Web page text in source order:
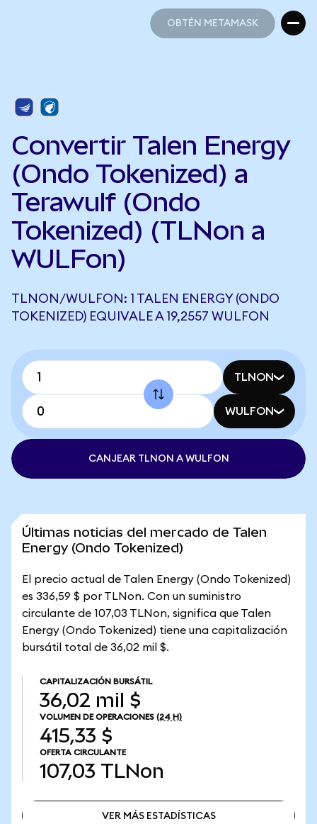
OBTÉN METAMASK
Convertir Talen Energy
(Ondo Tokenized) a
Terawulf (Ondo
Tokenized) (TLNon a
WULFon)
TLNON/WULFON: 1 TALEN ENERGY (ONDO
TOKENIZED) EQUIVALE A 19,2557 WULFON
TLNON
WULFON
CANJEAR TLNON A WULFON
Últimas noticias del mercado de Talen
Energy (Ondo Tokenized)
El precio actual de Talen Energy (Ondo Tokenized)
es 336,59 $ por TLNon. Con un suministro
circulante de 107,03 TLNon, significa que Talen
Energy (Ondo Tokenized) tiene una capitalización
bursátil total de 36,02 mil $.
CAPITALIZACIÓN BURSÁTIL
36,02 mil $
VOLUMEN DE OPERACIONES (24 H)
415,33 $
OFERTA CIRCULANTE
107,03 TLNon
VER MÁS ESTADÍSTICAS